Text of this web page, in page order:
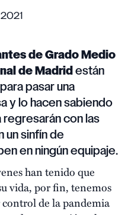
de Grado Medio
de Madrid están
pasar una
y lo hacen sabiendo
regresarán con las
un sinfín de
en ningún equipaje.
han tenido que
vida, por fin, tenemos
de la pandemia